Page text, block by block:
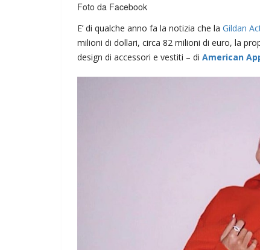
Foto da Facebook
E’ di qualche anno fa la notizia che la Gildan
milioni di dollari, circa 82 milioni di euro, la
design di accessori e vestiti – di American